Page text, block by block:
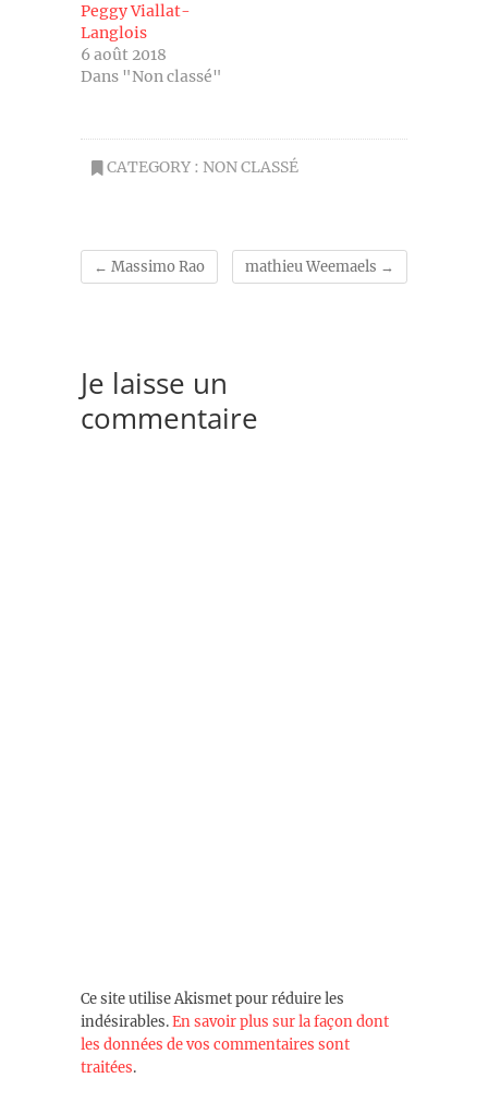
Peggy Viallat-
Langlois
6 août 2018
Dans "Non classé"
CATEGORY : NON CLASSÉ
← Massimo Rao mathieu Weemaels →
Je laisse un
commentaire
Ce site utilise Akismet pour réduire les
indésirables.En savoir plus sur la façon dont
les données de vos commentaires sont
traitées.